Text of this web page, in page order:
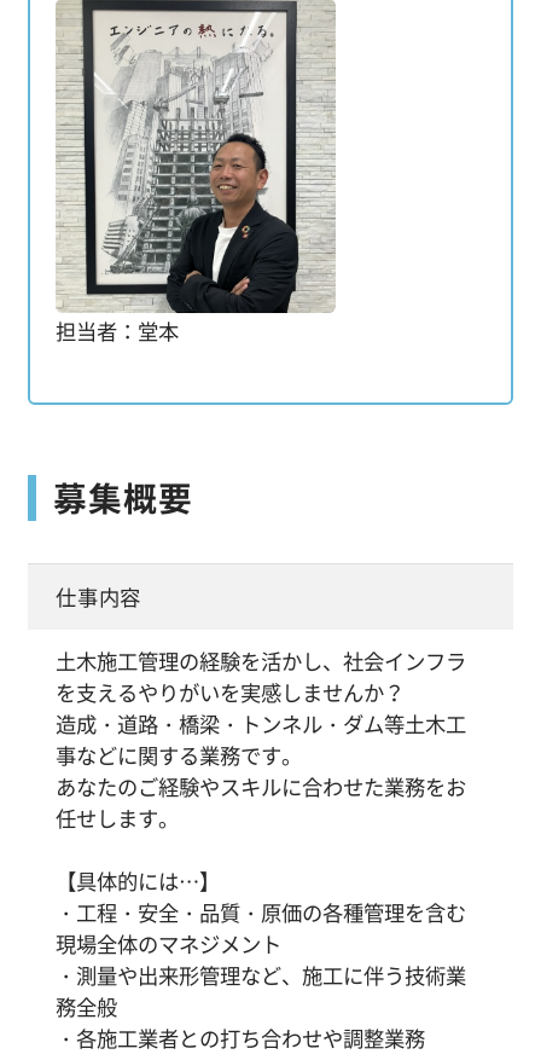
担当者：堂本
募集概要
仕事内容
土木施工管理の経験を活かし、社会インフラ
を支えるやりがいを実感しませんか？
造成・道路・橋梁・トンネル・ダム等土木工
事などに関する業務です。
あなたのご経験やスキルに合わせた業務をお
任せします。
【具体的には…】
・工程・安全・品質・原価の各種管理を含む
現場全体のマネジメント
・測量や出来形管理など、施工に伴う技術業
務全般
・各施工業者との打ち合わせや調整業務